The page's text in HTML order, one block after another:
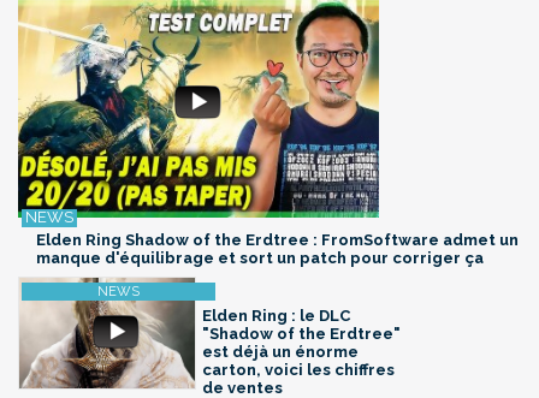
Elden Ring Shadow of the Erdtree : FromSoftware admet un
manque d'équilibrage et sort un patch pour corriger ça
Elden Ring : le DLC
"Shadow of the Erdtree"
est déjà un énorme
carton, voici les chiffres
de ventes